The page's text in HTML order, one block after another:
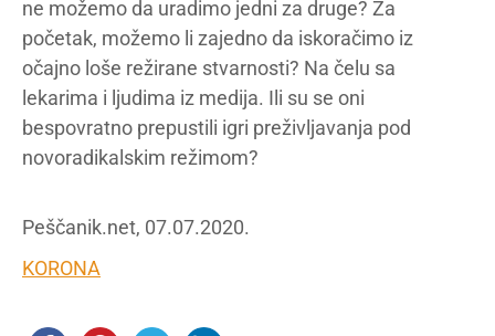
ne možemo da uradimo jedni za druge? Za
početak, možemo li zajedno da iskoračimo iz
očajno loše režirane stvarnosti? Na čelu sa
lekarima i ljudima iz medija. Ili su se oni
bespovratno prepustili igri preživljavanja pod
novoradikalskim režimom?
Peščanik.net, 07.07.2020.
KORONA